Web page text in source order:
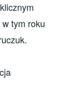
tym roku